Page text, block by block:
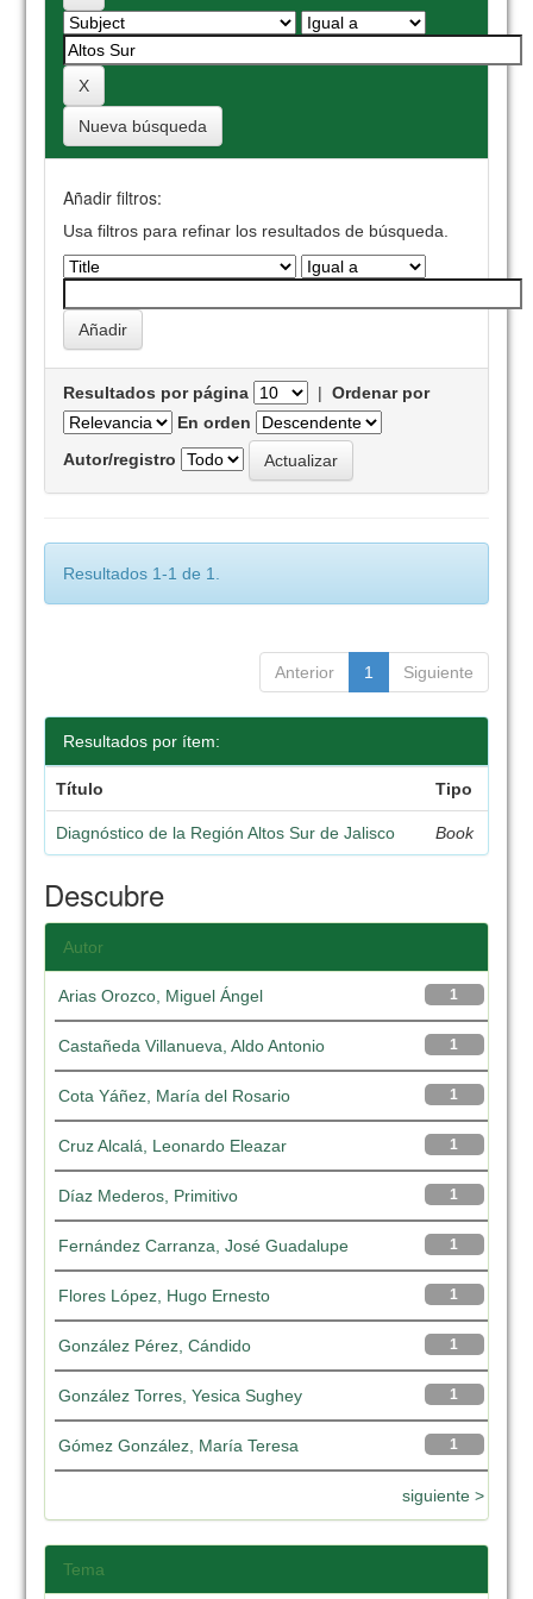
Nueva búsqueda
Añadir filtros:
Usa filtros para refinar los resultados de búsqueda.
Resultados por página |Ordenar por
En orden
Autor/registro
Resultados 1-1 de 1.
Anterior 1 Siguiente
Resultados por ítem:
Título Tipo
Diagnóstico de la Región Altos Sur de Jalisco Book
Descubre
Autor
1
Arias Orozco, Miguel Ángel
1
Castañeda Villanueva, Aldo Antonio
1
Cota Yáñez, María del Rosario
1
Cruz Alcalá, Leonardo Eleazar
1
Díaz Mederos, Primitivo
1
Fernández Carranza, José Guadalupe
1
Flores López, Hugo Ernesto
1
González Pérez, Cándido
1
González Torres, Yesica Sughey
1
Gómez González, María Teresa
siguiente >
Tema